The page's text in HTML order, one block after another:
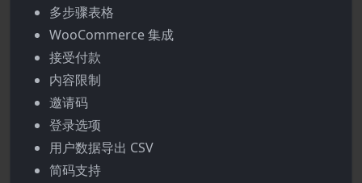
多步骤表格
WooCommerce 集成
接受付款
内容限制
邀请码
登录选项
用户数据导出 CSV
简码支持